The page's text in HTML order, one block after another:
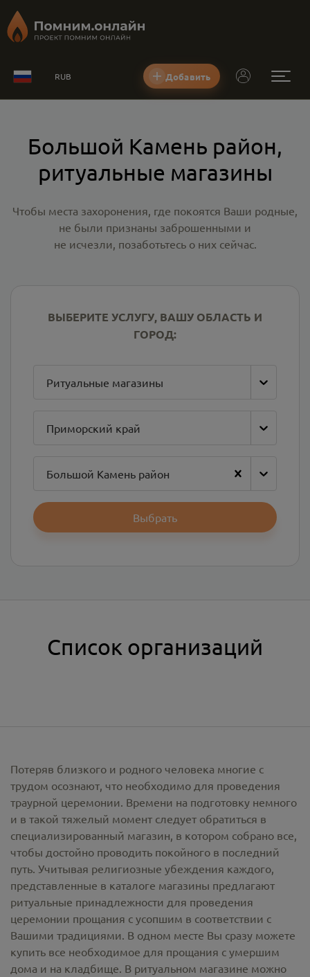
RUB Добавить
Большой Камень район,
ритуальные магазины
Чтобы места захоронения, где покоятся Ваши родные,
не были признаны заброшенными и
не исчезли, позаботьтесь о них сейчас.
ВЫБЕРИТЕ УСЛУГУ, ВАШУ ОБЛАСТЬ И
ГОРОД:
Ритуальные магазины
Приморский край
Большой Камень район
Выбрать
Список организаций
Потеряв близкого и родного человека многие с
трудом осознают, что необходимо для проведения
траурной церемонии. Времени на подготовку немного
и в такой тяжелый момент следует обратиться в
специализированный магазин, в котором собрано все,
чтобы достойно проводить покойного в последний
путь. Учитывая религиозные убеждения каждого,
представленные в каталоге магазины предлагают
ритуальные принадлежности для проведения
церемонии прощания с усопшим в соответствии с
Вашими традициями. В одном месте Вы сразу можете
купить все необходимое для прощания с умершим
дома и на кладбище. В ритуальном магазине можно